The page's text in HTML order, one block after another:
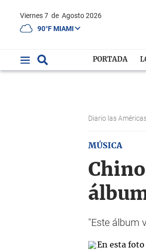
Viernes 7 de Agosto 2026
90°F MIAMI
PORTADA
Diario las
MÚSICA
"Este álbum